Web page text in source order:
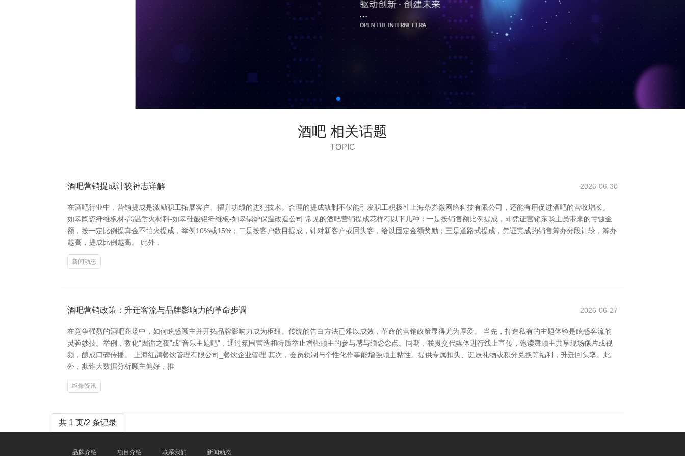
酒吧 相关话题
TOPIC
酒吧营销提成计较神志详解 2026-06-30
在酒吧行业中，营销提成是激励职工拓展客户、擢升功绩的进犯技术。合理的提成轨制不仅能引发职工积极性上海茶券微网络科技有限公司，还能有用促进酒吧的营收增长。
如皋陶瓷纤维板材-高温耐火材料-如皋硅酸铝纤维板-如皋锅炉保温改造公司 常见的酒吧营销提成花样有以下几种：一是按销售额比例提成，即凭证营销东谈主员带来的亏蚀金
额，按一定比例提真金不怕火提成，举例10%或15%；二是按客户数目提成，针对新客户或回头客，给以固定金额奖励；三是道路式提成，凭证完成的销售筹办分段计较，筹办
越高，提成比例越高。 此外，
新闻动态
酒吧营销政策：升迁客流与品牌影响力的革命步调 2026-06-27
在竞争强烈的酒吧商场中，如何眩惑顾主并开拓品牌影响力成为枢纽。传统的告白方法已难以成效，革命的营销政策显得尤为厚爱。 当先，打造私有的主题体验是眩惑客流的
灵验妙技。举例，教化“因循之夜”或“音乐主题吧”，通过氛围营造和特质举止增强顾主的参与感与缅念念点。同期，联贯交代媒体进行线上宣传，饱读舞顾主共享现场像片或视
频，酿成口碑传播。 上海红鹊餐饮管理有限公司_餐饮企业管理 其次，会员轨制与个性化作事能增强顾主粘性。提供专属扣头、诞辰礼物或积分兑换等福利，升迁回头率。此
外，欺诈大数据分析顾主偏好，推
维修资讯
共 1 页/2 条记录
品牌介绍 项目介绍 联系我们 新闻动态